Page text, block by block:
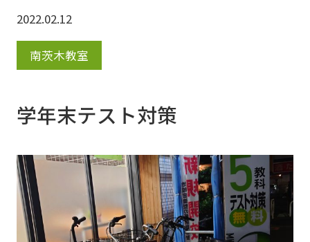
早くから自習に来て頑張っております???? テ
ストの結果を楽しみに待ってますね???????? テ
た????） みらい個別南茨木教室では春イベン
トや無料体験を行っております。新しく中学生
になられる方、今回のテストで危機感を感じ始
めた方など学習の相談からしていただければな
と思います。お気軽にお問い合わせください！
---------------------------------ＡＣＣＥＳＳ-------
2022.02.12
南茨木教室
学年末テスト対策